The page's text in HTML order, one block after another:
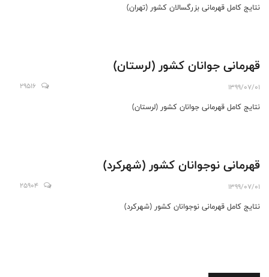
نتایج کامل قهرمانی بزرگسالان کشور (تهران)
قهرمانی جوانان کشور (لرستان)
1399/07/01
29516
نتایج کامل قهرمانی جوانان کشور (لرستان)
قهرمانی نوجوانان کشور (شهرکرد)
1399/07/01
25904
نتایج کامل قهرمانی نوجوانان کشور (شهرکرد)